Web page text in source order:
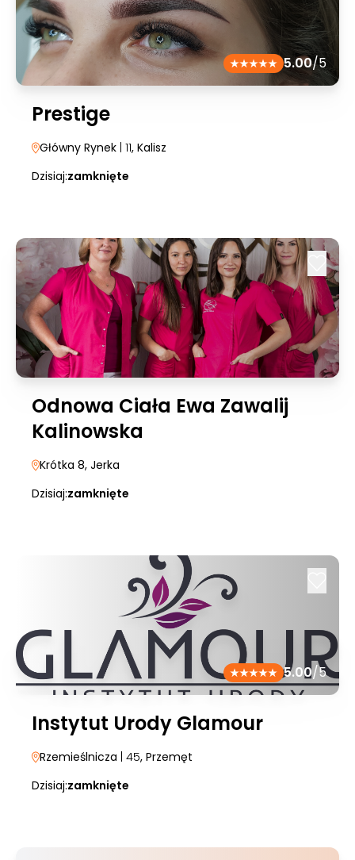
5.00/5
Prestige
Główny Rynek | 11, Kalisz
Dzisiaj:zamknięte
Odnowa Ciała Ewa Zawalij
Kalinowska
Krótka 8, Jerka
Dzisiaj:zamknięte
5.00/5
Instytut Urody Glamour
Rzemieślnicza | 45, Przemęt
Dzisiaj:zamknięte